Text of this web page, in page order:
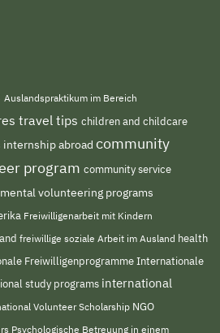
Auslandspraktikum im Bereich
travel tips children and childcare
abroad community
program community service
volunteering programs
Freiwilligenarbeit mit Kindern
freiwillige soziale Arbeit im Ausland health
FreiwilligenprogrammeInternationale
study programs international
Volunteer Scholarship NGO
Psychologische Betreuung in einem